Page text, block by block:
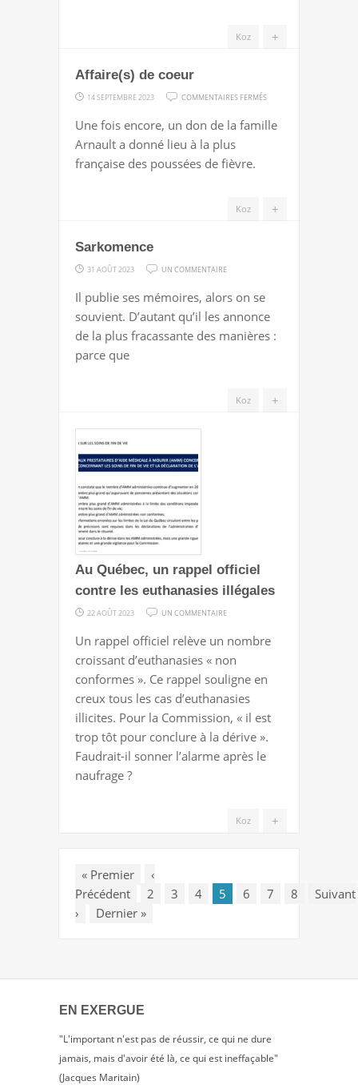
+
Koz
Affaire(s) de coeur
14 SEPTEMBRE 2023 COMMENTAIRES FERMÉS
DE
Une fois encore, un don de la famille
Arnault a donné lieu à la plus
française des poussées de fièvre.
+
Koz
Sarkomence
31 AOÛT 2023 UN COMMENTAIRESUR
Il publie ses mémoires, alors on se
souvient. D’autant qu’il les annonce
de la plus fracassante des manières :
parce que
+
Koz
Au Québec, un rappel officiel
contre les euthanasies illégales
22 AOÛT 2023 UN COMMENTAIRESUR
QUÉBEC,
UN
RAPPEL
OFFICIEL
CONTRE
LES
EUTHANASIES
Un rappel officiel relève un nombre
croissant d’euthanasies « non
conformes ». Ce rappel souligne en
creux tous les cas d’euthanasies
illicites. Pour la Commission, « il est
trop tôt pour conclure à la dérive ».
Faudrait-il sonner l’alarme après le
naufrage ?
+
Koz
« Premier
‹
Précédent
2 3 4 5 6 7 8
Suivant
›
Dernier »
EN EXERGUE
"L'important n'est pas de réussir, ce qui ne dure
jamais, mais d'avoir été là, ce qui est ineffaçable"
(Jacques Maritain)